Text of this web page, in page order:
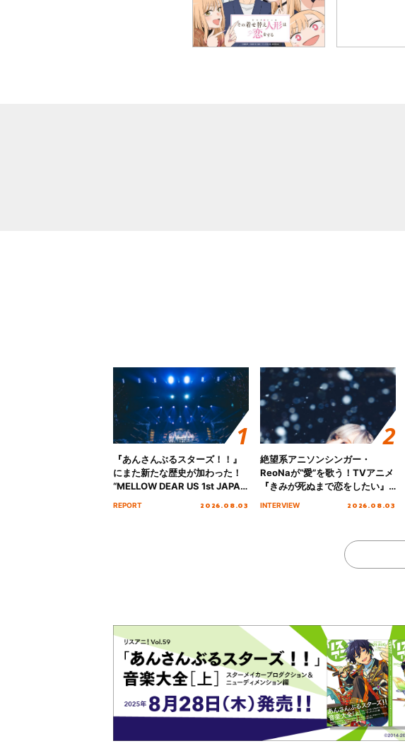
『あんさんぶるスターズ！！』
にまた新たな歴史が加わった！
“MELLOW DEAR US 1st JAPAN
REPORT 2026.08.03
絶望系アニソンシンガー・
ReoNaが“愛”を歌う！TVアニメ
『きみが死ぬまで恋をしたい』
INTERVIEW 2026.08.03